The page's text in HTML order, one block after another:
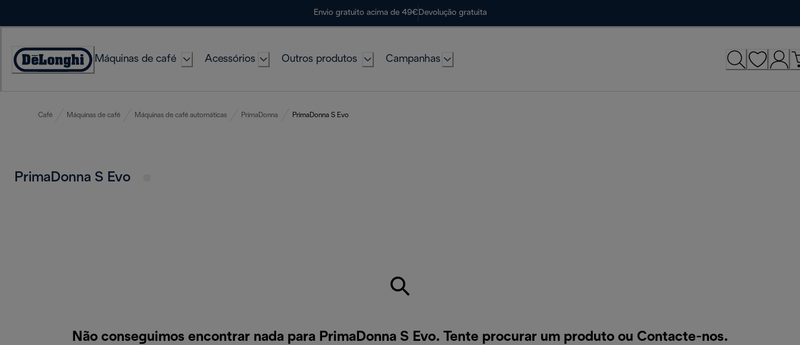
Envio gratuito acima de 49€ Devolução gratuita
Accessibility
Máquinas de café Acessórios Outros produtos Campanhas
Café Máquinas de café Máquinas de café automáticas PrimaDonna PrimaDonna S Evo
PrimaDonna S Evo
Não conseguimos encontrar nada para PrimaDonna S Evo. Tente procurar um produto ou Contacte-nos.